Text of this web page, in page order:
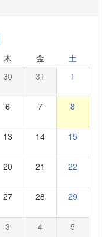
木 金 土
30 31 1
6 7 8
13 14 15
20 21 22
27 28 29
3 4 5